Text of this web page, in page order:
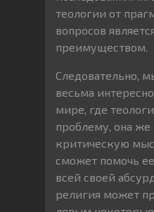
теологии от
вопросов
преимуществом.
Следовательно,
весьма
мире, где
проблему, она
критическую
сможет помочь
всей своей
религия может